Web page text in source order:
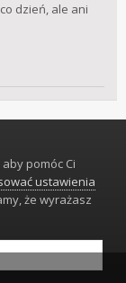
dzień, ale ani
aby pomóc Ci
ustawienia
że wyrażasz